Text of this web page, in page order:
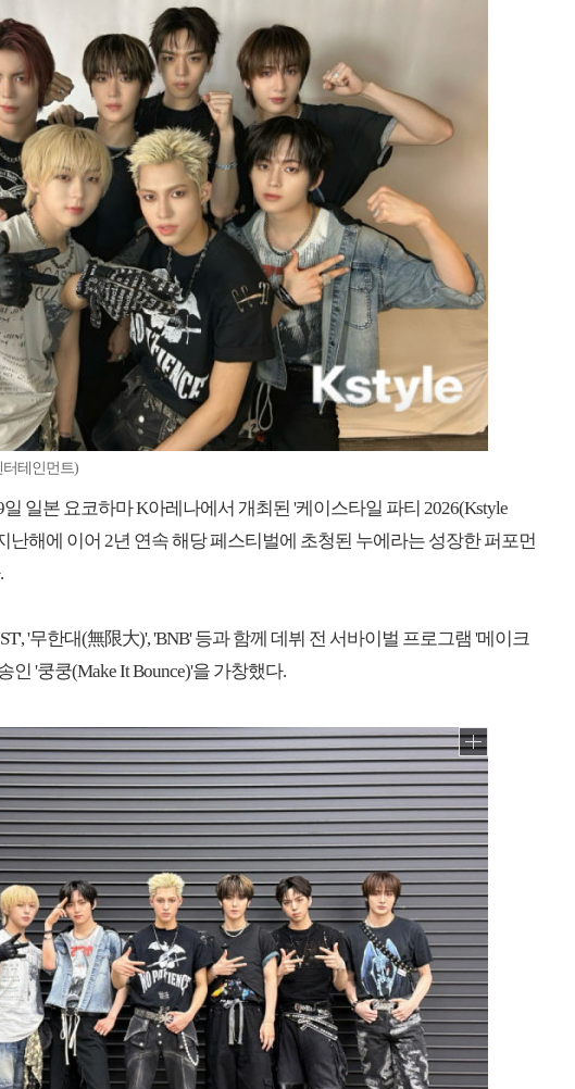
테인먼트)
일본 요코하마 K아레나에서 개최된 '케이스타일 파티 2026(Kstyle
난해에 이어 2년 연속 해당 페스티벌에 초청된 누에라는 성장한 퍼포먼
'무한대(無限大)', 'BNB' 등과 함께 데뷔 전 서바이벌 프로그램 '메이크
인 '쿵쿵(Make It Bounce)'을 가창했다.